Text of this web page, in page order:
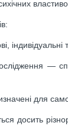
—
для
досить